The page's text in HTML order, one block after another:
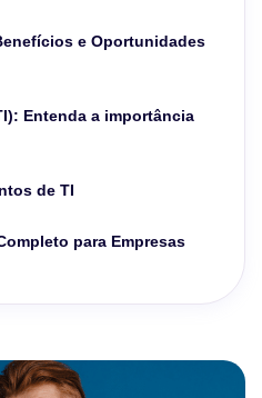
e Oportunidades
Entenda a importância
de TI
para Empresas